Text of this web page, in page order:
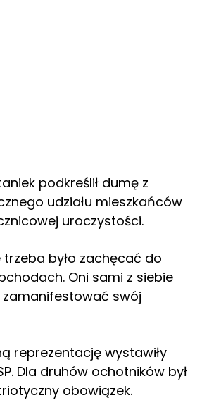
podkreślił dumę z
udziału mieszkańców
uroczystości.
trzeba było zachęcać do
Oni sami z siebie
swój
reprezentację wystawiły
Dla druhów ochotników był
obowiązek.